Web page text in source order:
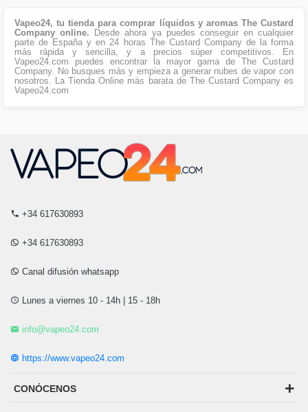
Vapeo24, tu tienda para comprar líquidos y aromas The Custard
Company online. Desde ahora ya puedes conseguir en cualquier
parte de España y en 24 horas The Custard Company de la forma
más rápida y sencilla, y a precios súper competitivos. En
Vapeo24.com puedes encontrar la mayor gama de The Custard
Company. No busques más y empieza a generar nubes de vapor con
nosotros. La Tienda Online más barata de The Custard Company es
Vapeo24.com
+34 617630893
+34 617630893
Canal difusión whatsapp
Lunes a viernes 10 - 14h | 15 - 18h
info@vapeo24.com
https://www.vapeo24.com
CONÓCENOS